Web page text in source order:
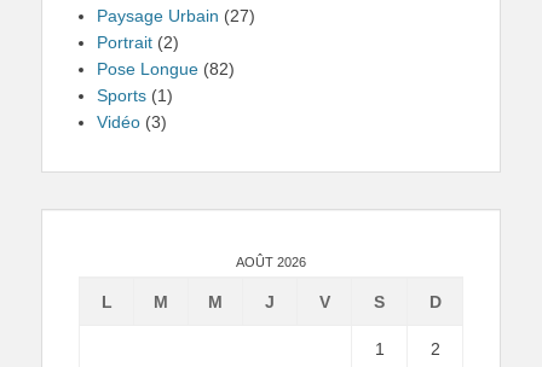
Paysage Urbain (27)
Portrait (2)
Pose Longue (82)
Sports (1)
Vidéo (3)
AOÛT 2026
L M M J V S D
1 2